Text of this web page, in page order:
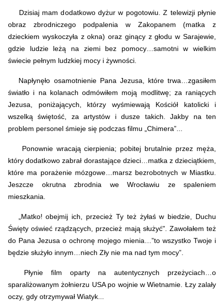
Dzisiaj mam dodatkowo dyżur w pogotowiu.Z telewizji płynie
obraz zbrodniczego podpalenia w Zakopanem (matka z
dzieckiem wyskoczyła z okna) oraz ginący z głodu w Sarajewie,
gdzie ludzie leżą na ziemi bez pomocy…samotni w wielkim
świecie pełnym ludzkiej mocy i żywności.
Napłynęło osamotnienie Pana Jezusa, które trwa…zgasiłem
światło i na kolanach odmówiłem moją modlitwę; za raniących
Jezusa, poniżających, którzy wyśmiewają Kościół katolicki i
wszelką świętość, za artystów i dusze takich. Jakby na ten
problem personel śmieje się podczas filmu „Chimera”...
Ponownie wracają cierpienia; pobitej brutalnie przez męża,
który dodatkowo zabrał dorastające dzieci…matka z dzieciątkiem,
które ma porażenie mózgowe…marsz bezrobotnych w Miastku.
Jeszcze okrutna zbrodnia we Wrocławiu ze spaleniem
mieszkania.
„Matko! obejmij ich, przecież Ty też żyłaś w biedzie, Duchu
Święty oświeć rządzących, przecież mają służyć". Zawołałem też
do Pana Jezusa o ochronę mojego mienia…”to wszystko Twoje i
będzie służyło innym…niech Zły nie ma nad tym mocy”.
Płynie film oparty na autentycznych przeżyciach…o
sparaliżowanym żołnierzu USA po wojnie w Wietnamie. Łzy zalały
oczy, gdy otrzymywał Wiatyk...